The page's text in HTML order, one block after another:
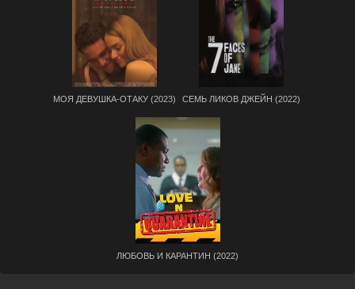
МОЯ ДЕВУШКА-ОТАКУ (2023) СЕМЬ ЛИКОВ ДЖЕЙН (2022)
ЛЮБОВЬ И КАРАНТИН (2022)